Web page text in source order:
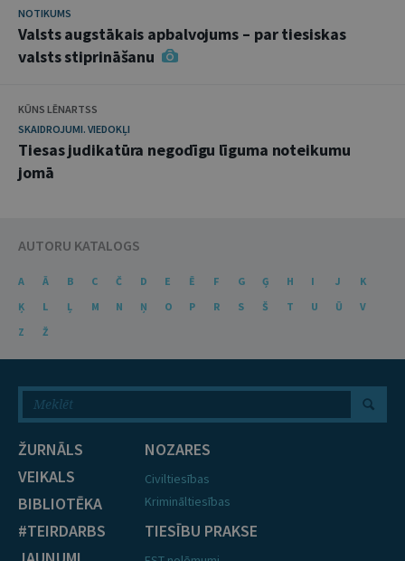
NOTIKUMS
Valsts augstākais apbalvojums – par tiesiskas
valsts stiprināšanu
KŪNS LĒNARTSS
SKAIDROJUMI. VIEDOKĻI
Tiesas judikatūra negodīgu līguma noteikumu
jomā
AUTORU KATALOGS
A Ā B C Č D E Ē F G Ģ H I J
K
Ķ
L Ļ M N Ņ O P R S Š T U Ū
V
Z
Ž
ŽURNĀLS
VEIKALS
BIBLIOTĒKA
#TEIRDARBS
NOZARES
Civiltiesības
Krimināltiesības
TIESĪBU PRAKSE